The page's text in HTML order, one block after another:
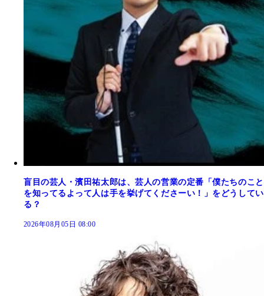
盲目の芸人・濱田祐太郎は、芸人の営業の定番「僕たちのこと
を知ってるよって人は手を挙げてくださーい！」をどうしてい
る？
2026年08月05日 08:00